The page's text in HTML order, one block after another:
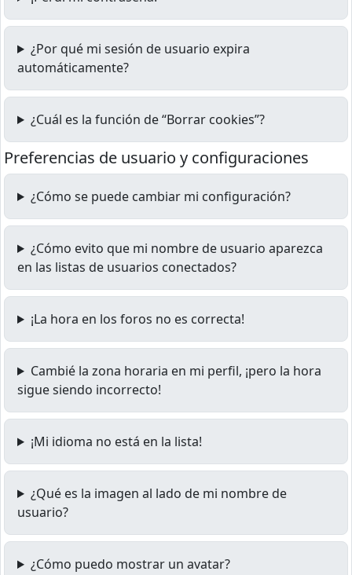
¿Por qué mi sesión de usuario expira
automáticamente?
¿Cuál es la función de “Borrar cookies”?
Preferencias de usuario y configuraciones
¿Cómo se puede cambiar mi configuración?
¿Cómo evito que mi nombre de usuario aparezca
en las listas de usuarios conectados?
¡La hora en los foros no es correcta!
Cambié la zona horaria en mi perfil, ¡pero la hora
sigue siendo incorrecto!
¡Mi idioma no está en la lista!
¿Qué es la imagen al lado de mi nombre de
usuario?
¿Cómo puedo mostrar un avatar?